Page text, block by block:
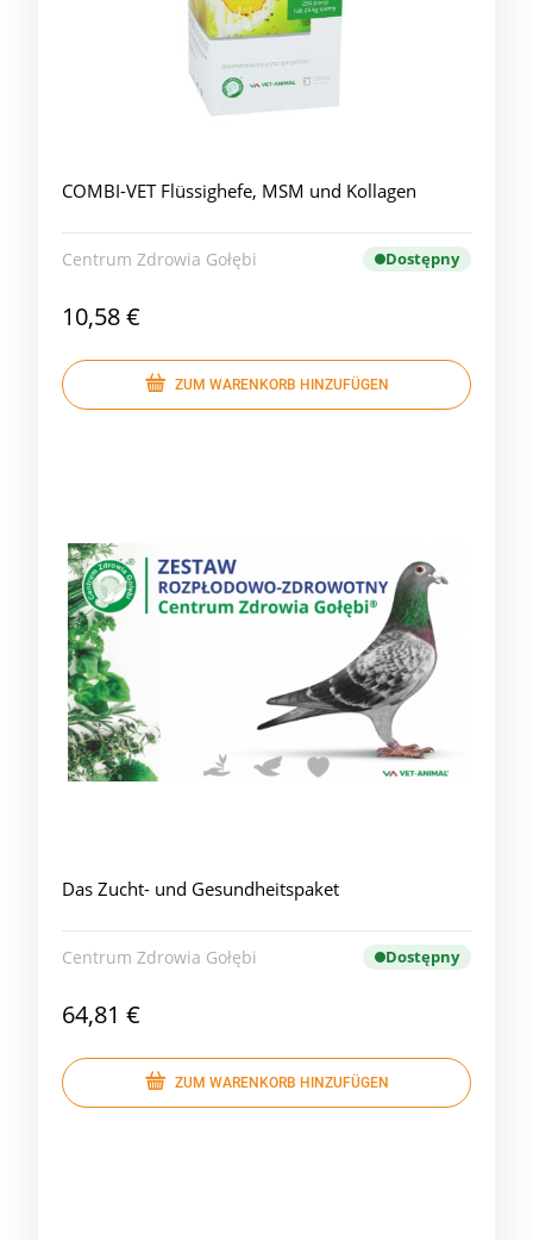
COMBI-VET Flüssighefe, MSM und Kollagen
Centrum Zdrowia Gołębi Dostępny
10,58 €
ZUM WARENKORB HINZUFÜGEN
Das Zucht- und Gesundheitspaket
Centrum Zdrowia Gołębi Dostępny
64,81 €
ZUM WARENKORB HINZUFÜGEN